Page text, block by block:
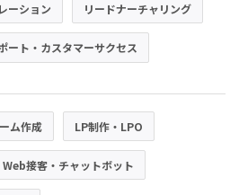
ーション リードナーチャリング
ート・カスタマーサクセス
ム作成 LP制作・LPO
Web接客・チャットボット